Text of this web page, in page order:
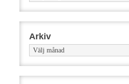
Arkiv
Arkiv